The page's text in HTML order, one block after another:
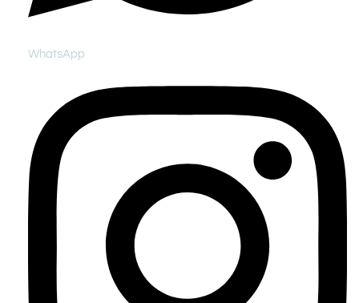
WhatsApp